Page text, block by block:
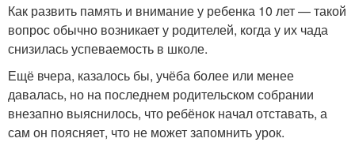
Как развить память и внимание у ребенка 10 лет — такой
вопрос обычно возникает у родителей, когда у их чада
снизилась успеваемость в школе.
Ещё вчера, казалось бы, учёба более или менее
давалась, но на последнем родительском собрании
внезапно выяснилось, что ребёнок начал отставать, а
сам он поясняет, что не может запомнить урок.